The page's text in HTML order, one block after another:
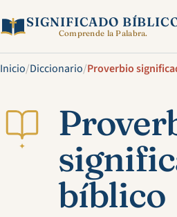
SIGNIFICADO
Comprende la Palabra.
Inicio/Diccionario/Proverbio
✦
bíblico